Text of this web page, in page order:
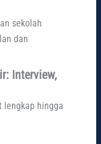
sekolah
dan
Interview,
lengkap hingga